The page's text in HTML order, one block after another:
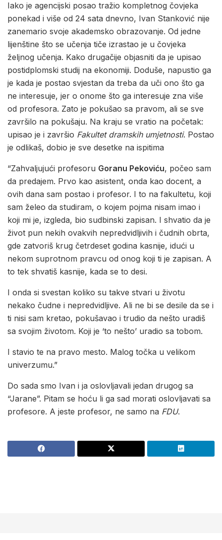
Iako je agencijski posao tražio kompletnog čovjeka
ponekad i više od 24 sata dnevno, Ivan Stanković nije
zanemario svoje akademsko obrazovanje. Od jedne
lijenštine što se učenja tiče izrastao je u čovjeka
željnog učenja. Kako drugačije objasniti da je upisao
postidplomski studij na ekonomiji. Doduše, napustio ga
je kada je postao svjestan da treba da uči ono što ga
ne interesuje, jer o onome što ga interesuje zna više
od profesora. Zato je pokušao sa pravom, ali se sve
završilo na pokušaju. Na kraju se vratio na početak:
upisao je i završio Fakultet dramskih umjetnosti. Postao
je odlikaš, dobio je sve desetke na ispitima
“Zahvaljujući profesoru Goranu Pekoviću, počeo sam
da predajem. Prvo kao asistent, onda kao docent, a
ovih dana sam postao i profesor. I to na fakultetu, koji
sam želeo da studiram, o kojem pojma nisam imao i
koji mi je, izgleda, bio sudbinski zapisan. I shvatio da je
život pun nekih ovakvih nepredvidljivih i čudnih obrta,
gde zatvoriš krug četrdeset godina kasnije, idući u
nekom suprotnom pravcu od onog koji ti je zapisan. A
to tek shvatiš kasnije, kada se to desi.
I onda si svestan koliko su takve stvari u životu
nekako čudne i nepredvidljive. Ali ne bi se desile da se i
ti nisi sam kretao, pokušavao i trudio da nešto uradiš
sa svojim životom. Koji je ‘to nešto’ uradio sa tobom.
I stavio te na pravo mesto. Malog točka u velikom
univerzumu.”
Do sada smo Ivan i ja oslovljavali jedan drugog sa
“Jarane”. Pitam se hoću li ga sad morati oslovljavati sa
profesore. A jeste profesor, ne samo na FDU.